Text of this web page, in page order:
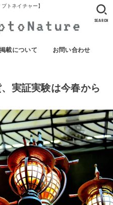
トネイチャー】
載について お問い合わせ
SEARCH
実証実験は今春から